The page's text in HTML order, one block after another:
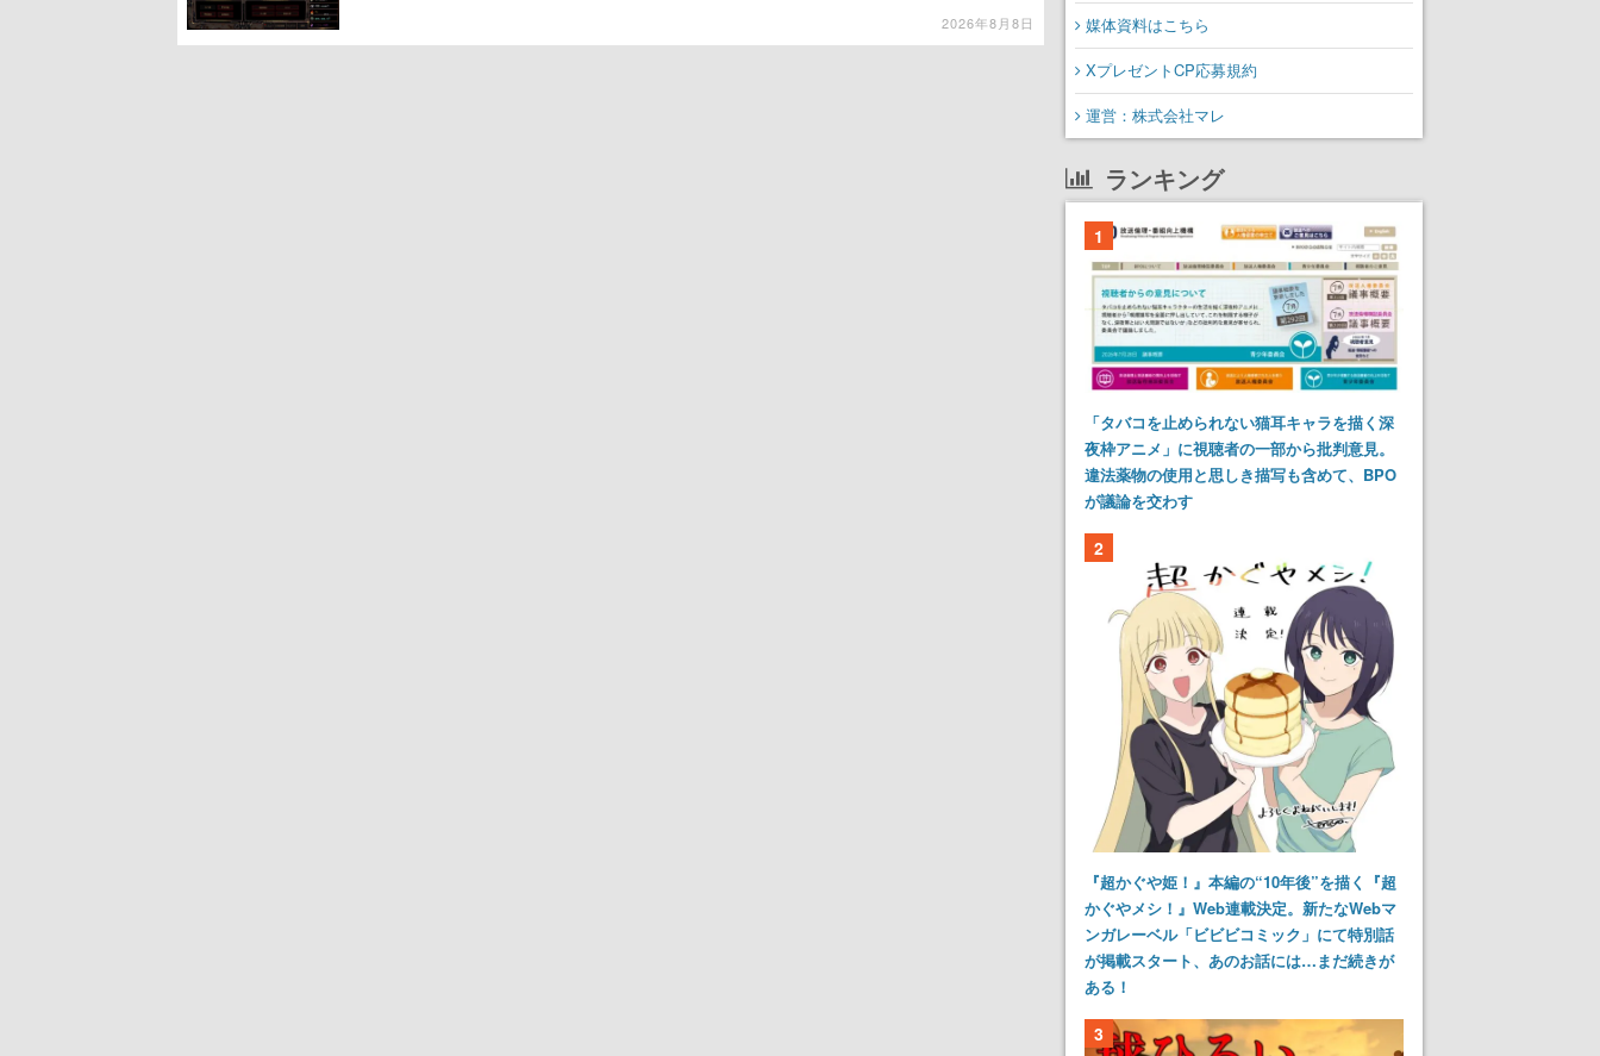
2026年8月8日
媒体資料はこちら
XプレゼントCP応募規約
運営：株式会社マレ
ランキング
1
「タバコを止められない猫耳キャラを描く深
夜枠アニメ」に視聴者の一部から批判意見。
違法薬物の使用と思しき描写も含めて、BPO
が議論を交わす
2
『超かぐや姫！』本編の“10年後”を描く『超
かぐやメシ！』Web連載決定。新たなWebマ
ンガレーベル「ビビビコミック」にて特別話
が掲載スタート、あのお話には…まだ続きが
ある！
3